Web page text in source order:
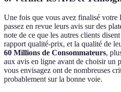
Une fois que vous avez finalisé votre
passez en revue leurs avis sur des
note de ce que les autres clients
rapport qualité-prix, et la qualité de
60 Millions de Consommateurs,
aux avis en ligne avant de choisir un
vous envisagez ont de nombreuses
probablement sur la bonne voie.